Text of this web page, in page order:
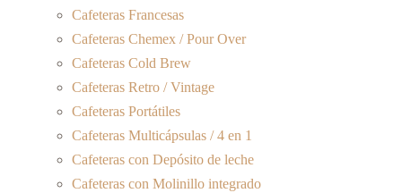
Cafeteras Francesas
Cafeteras Chemex / Pour Over
Cafeteras Cold Brew
Cafeteras Retro / Vintage
Cafeteras Portátiles
Cafeteras Multicápsulas / 4 en 1
Cafeteras con Depósito de leche
Cafeteras con Molinillo integrado